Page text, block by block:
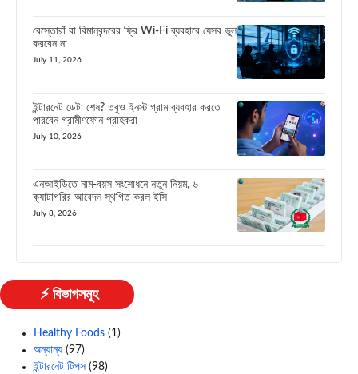
রেস্তোরাঁ বা বিমানবন্দরের ফ্রি Wi-Fi ব্যবহারে যেসব ভুল
করবেন না
July 11, 2026
ইন্টারনেট ডেটা শেষ? তবুও ইনস্টাগ্রাম ব্যবহার করতে
পারবেন গ্রামীণফোন গ্রাহকরা
July 10, 2026
এনআইডিতে নাম-বয়স সংশোধনে নতুন নিয়ম, ৬
ক্যাটাগরির আবেদন স্থগিত করল ইসি
July 8, 2026
⚡ বিভাগসমূহ
Healthy Foods (1)
অন্যান্য (97)
ইন্টারনেট টিপস (98)